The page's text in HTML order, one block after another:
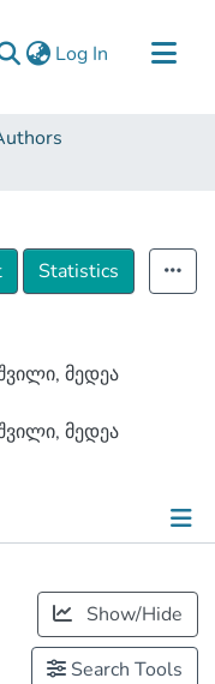
Log In (current)
Statistics
მედეა
მედეა
Show/Hide
Search Tools